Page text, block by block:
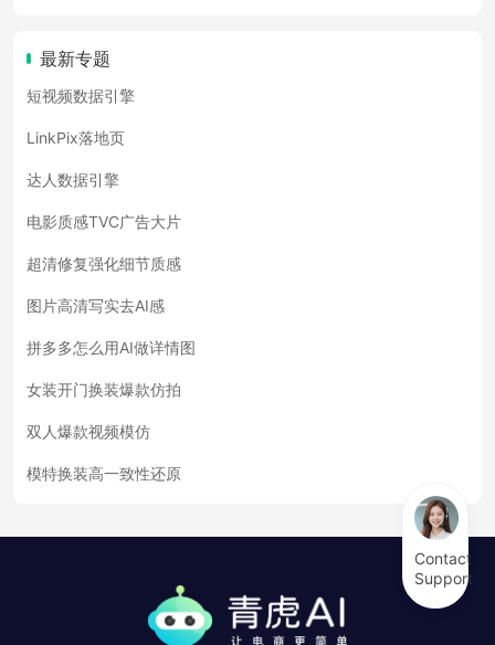
最新专题
短视频数据引擎
LinkPix落地页
达人数据引擎
电影质感TVC广告大片
超清修复强化细节质感
图片高清写实去AI感
拼多多怎么用AI做详情图
女装开门换装爆款仿拍
双人爆款视频模仿
模特换装高一致性还原
Contact
Support